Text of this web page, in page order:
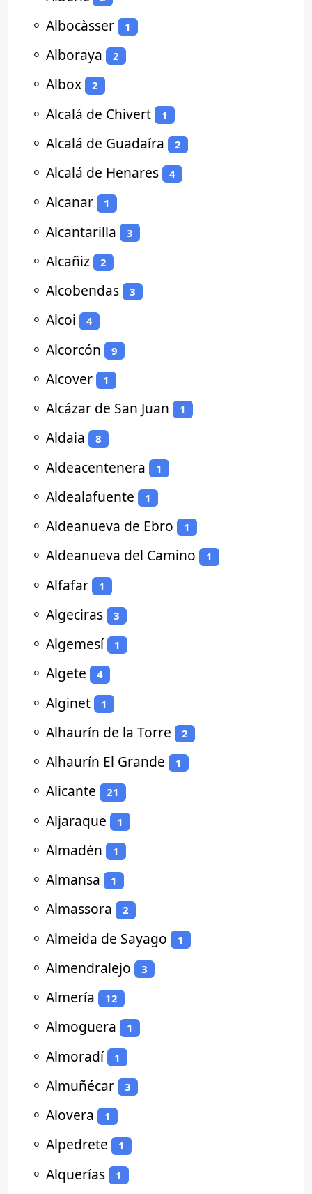
⚬ Albocàsser 1
⚬ Alboraya 2
⚬ Albox 2
⚬ Alcalá de Chivert 1
⚬ Alcalá de Guadaíra 2
⚬ Alcalá de Henares 4
⚬ Alcanar 1
⚬ Alcantarilla 3
⚬ Alcañiz 2
⚬ Alcobendas 3
⚬ Alcoi 4
⚬ Alcorcón 9
⚬ Alcover 1
⚬ Alcázar de San Juan 1
⚬ Aldaia 8
⚬ Aldeacentenera 1
⚬ Aldealafuente 1
⚬ Aldeanueva de Ebro 1
⚬ Aldeanueva del Camino 1
⚬ Alfafar 1
⚬ Algeciras 3
⚬ Algemesí 1
⚬ Algete 4
⚬ Alginet 1
⚬ Alhaurín de la Torre 2
⚬ Alhaurín El Grande 1
⚬ Alicante 21
⚬ Aljaraque 1
⚬ Almadén 1
⚬ Almansa 1
⚬ Almassora 2
⚬ Almeida de Sayago 1
⚬ Almendralejo 3
⚬ Almería 12
⚬ Almoguera 1
⚬ Almoradí 1
⚬ Almuñécar 3
⚬ Alovera 1
⚬ Alpedrete 1
⚬ Alquerías 1